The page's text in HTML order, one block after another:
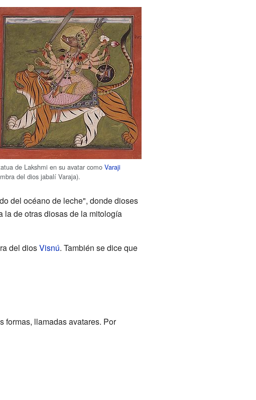
de Lakshmi en su avatar comoVaraji
del dios jabalí Varaja).
del océano de leche", donde dioses
la de otras diosas de la mitología
del diosVisnú. También se dice que
formas, llamadas avatares. Por